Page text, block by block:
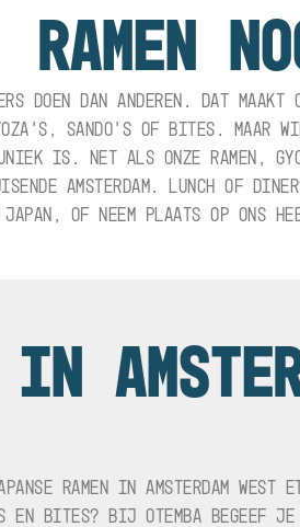
RAMEN
DOEN DAN ANDEREN. DAT
SANDO’S OF BITES. MAAR
IS. NET ALS ONZE RAMEN,
AMSTERDAM. LUNCH OF
OF NEEM PLAATS OP ONS
RAMEN IN AMSTERDAM WEST
EN BITES? BIJ OTEMBA BEGEEF